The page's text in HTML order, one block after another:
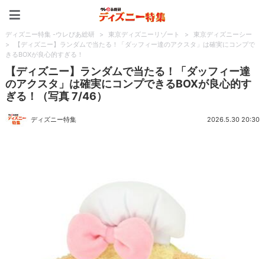
ディズニー特集 -ウレぴあ総研 > 東京ディズニーリゾート >
東京ディズニーシー
>
【ディズニー】ランダムで当たる！「ダッフィー達のアクスタ」は確実にコンプで
きるBOXが良心的すぎる！
【ディズニー】ランダムで当たる！「ダッフィー達
のアクスタ」は確実にコンプできるBOXが良心的す
ぎる！（写真 7/46）
ディズニー特集 2026.5.30 20:30